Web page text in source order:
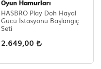
Oyun Hamurları
HASBRO Play Doh Hayal
Gücü İstasyonu Başlangıç
Seti
2.649,00